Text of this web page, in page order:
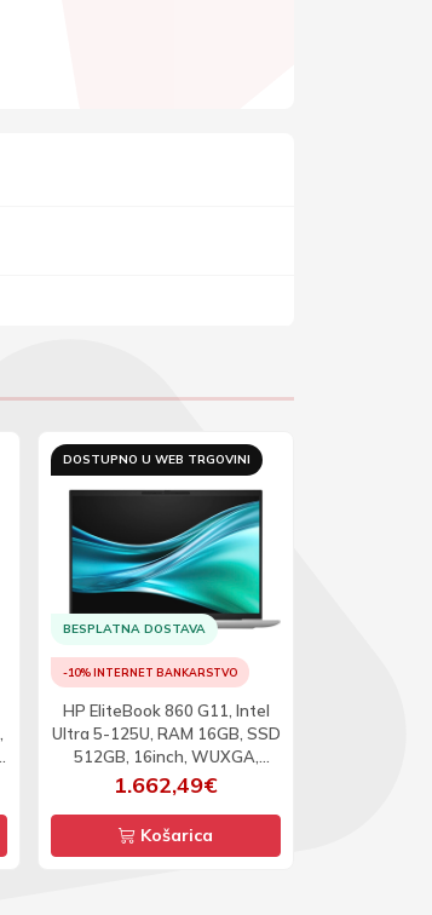
DOSTUPNO U WEB TRGOVINI
BESPLATNA DOSTAVA
-10% INTERNET BANKARSTVO
HP EliteBook 860 G11, Intel
Ultra 5-125U, RAM 16GB, SSD
512GB, 16inch, WUXGA,
W11P
1.662,49€
Košarica